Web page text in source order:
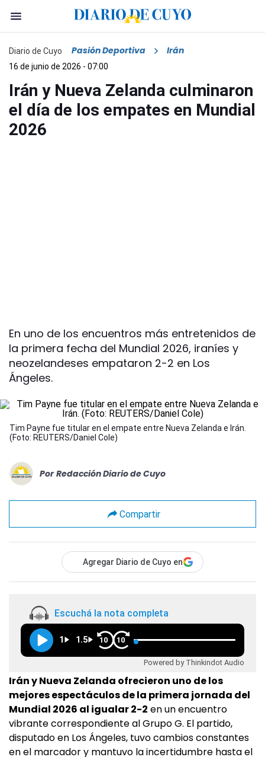
Diario de Cuyo Pasión Deportiva Irán
16 de junio de 2026 - 07:00
Irán y Nueva Zelanda culminaron
el día de los empates en Mundial
2026
En uno de los encuentros más entretenidos de
la primera fecha del Mundial 2026, iraníes y
neozelandeses empataron 2-2 en Los
Ángeles.
Tim Payne fue titular en el empate entre Nueva Zelanda e Irán.
(Foto: REUTERS/Daniel Cole)
Por Redacción Diario de Cuyo
Compartir
Agregar Diario de Cuyo en
Escuchá la nota completa
1 1.5 10 10
Powered by Thinkindot Audio
Irán y Nueva Zelanda ofrecieron uno de los
mejores espectáculos de la primera jornada del
Mundial 2026 al igualar 2-2 en un encuentro
vibrante correspondiente al Grupo G. El partido,
disputado en Los Ángeles, tuvo cambios constantes
en el marcador y mantuvo la incertidumbre hasta el